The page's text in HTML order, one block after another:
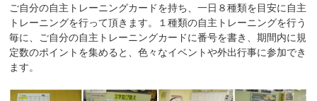
ご自分の自主トレーニングカードを持ち、一日８種類を目安に自主
トレーニングを行って頂きます。１種類の自主トレーニングを行う
毎に、ご自分の自主トレーニングカードに番号を書き、期間内に規
定数のポイントを集めると、色々なイベントや外出行事に参加でき
ます。